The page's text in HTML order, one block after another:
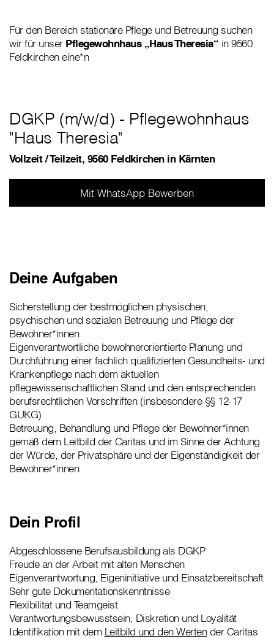
Für den Bereich stationäre Pflege und Betreuung suchen
wir für unser Pflegewohnhaus „Haus Theresia“ in 9560
Feldkirchen eine*n
DGKP (m/w/d) - Pflegewohnhaus
"Haus Theresia"
Vollzeit / Teilzeit, 9560 Feldkirchen in Kärnten
Mit WhatsApp Bewerben
Deine Aufgaben
Sicherstellung der bestmöglichen physischen,
psychischen und sozialen Betreuung und Pflege der
Bewohner*innen
Eigenverantwortliche bewohnerorientierte Planung und
Durchführung einer fachlich qualifizierten Gesundheits- und
Krankenpflege nach dem aktuellen
pflegewissenschaftlichen Stand und den entsprechenden
berufsrechtlichen Vorschriften (insbesondere §§ 12-17
GUKG)
Betreuung, Behandlung und Pflege der Bewohner*innen
gemäß dem Leitbild der Caritas und im Sinne der Achtung
der Würde, der Privatsphäre und der Eigenständigkeit der
Bewohner*innen
Dein Profil
Abgeschlossene Berufsausbildung als DGKP
Freude an der Arbeit mit alten Menschen
Eigenverantwortung, Eigeninitiative und Einsatzbereitschaft
Sehr gute Dokumentationskenntnisse
Flexibilität und Teamgeist
Verantwortungsbewusstsein, Diskretion und Loyalität
Identifikation mit dem Leitbild und den Wertender Caritas